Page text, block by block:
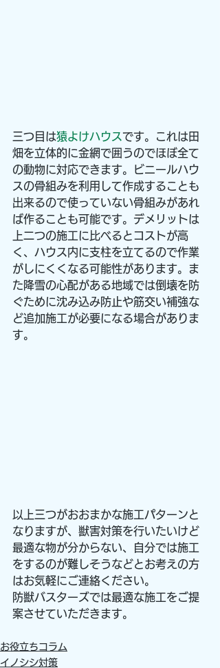
三つ目は猿よけハウスです。これは田
畑を立体的に金網で囲うのでほぼ全て
の動物に対応できます。ビニールハウ
スの骨組みを利用して作成することも
出来るので使っていない骨組みがあれ
ば作ることも可能です。デメリットは
上二つの施工に比べるとコストが高
く、ハウス内に支柱を立てるので作業
がしにくくなる可能性があります。ま
た降雪の心配がある地域では倒壊を防
ぐために沈み込み防止や筋交い補強な
ど追加施工が必要になる場合がありま
す。
以上三つがおおまかな施工パターンと
なりますが、獣害対策を行いたいけど
最適な物が分からない、自分では施工
をするのが難しそうなどとお考えの方
はお気軽にご連絡ください。
防獣バスターズでは最適な施工をご提
案させていただきます。
お役立ちコラム
イノシシ対策